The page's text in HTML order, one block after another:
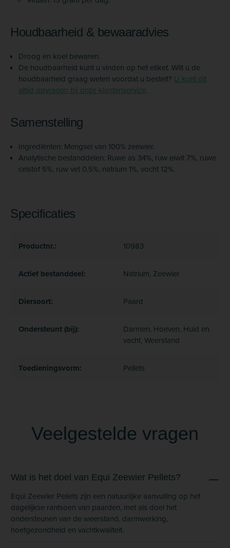
Houdbaarheid & bewaaradvies
Droog en koel bewaren.
De houdbaarheid kunt u vinden op het etiket. Wilt u de
houdbaarheid graag weten voordat u bestelt? U kunt dit
altijd opvragen bij onze klantenservice.
Samenstelling
Ingrediënten: Mengsel van 100% zeewier.
Analytische bestanddelen: Ruwe as 34%, ruw eiwit 7%, ruwe
celstof 5%, ruw vet 0,5%, natrium 1%, vocht 12%.
Specificaties
Productnr.: 10983
Actief bestanddeel: Natrium, Zeewier
Diersoort: Paard
Ondersteunt (bij):
Darmen, Hoeven, Huid en
vacht, Weerstand
Toedieningsvorm: Pellets
Veelgestelde vragen
Wat is het doel van Equi Zeewier Pellets?
Equi Zeewier Pellets zijn een natuurlijke aanvulling op het
dagelijkse rantsoen van paarden, met als doel het
ondersteunen van de weerstand, darmwerking,
hoefgezondheid en vachtkwaliteit.